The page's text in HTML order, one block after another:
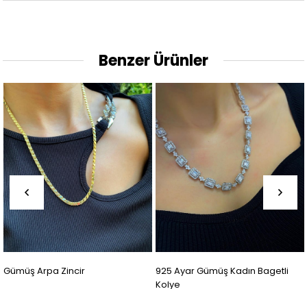
Benzer Ürünler
Gümüş Arpa Zincir
925 Ayar Gümüş Kadın Bagetli
Kolye